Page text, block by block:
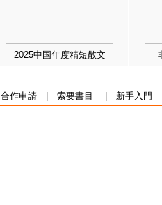
2025中国年度精短散文
合作申請| 索要書目 新手入門